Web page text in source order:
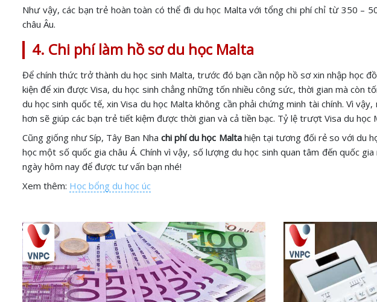
Như vậy, các bạn trẻ hoàn toàn có thể đi du học Malta với tổng chi phí chỉ từ 350 –
châu Âu.
4. Chi phí làm hồ sơ du học Malta
Để chính thức trở thành du học sinh Malta, trước đó bạn cần nộp hồ sơ xin nhập học
kiện để xin được Visa, du học sinh chẳng những tốn nhiều công sức, thời gian mà còn
du học sinh quốc tế, xin Visa du học Malta không cần phải chứng minh tài chính. Vì
hơn sẽ giúp các bạn trẻ tiết kiệm được thời gian và cả tiền bạc. Tỷ lệ trượt Visa du
Cũng giống như Síp, Tây Ban Nhachi phí du học Maltahiện tại tương đối rẻ so với du
học một số quốc gia châu Á. Chính vì vậy, số lượng du học sinh quan tâm đến quốc
ngày hôm nay để được tư vấn bạn nhé!
Xem thêm: Học bổng du học úc